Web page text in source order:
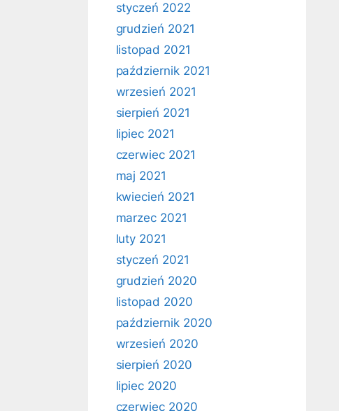
styczeń 2022
grudzień 2021
listopad 2021
październik 2021
wrzesień 2021
sierpień 2021
lipiec 2021
czerwiec 2021
maj 2021
kwiecień 2021
marzec 2021
luty 2021
styczeń 2021
grudzień 2020
listopad 2020
październik 2020
wrzesień 2020
sierpień 2020
lipiec 2020
czerwiec 2020